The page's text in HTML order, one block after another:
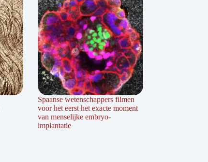
Spaanse wetenschappers filmen
voor het eerst het exacte moment
van menselijke embryo-
implantatie